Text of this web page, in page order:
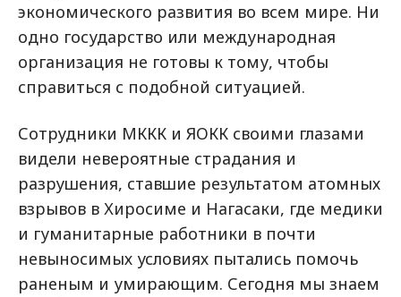
экономического развития во всем мире. Ни
одно государство или международная
организация не готовы к тому, чтобы
справиться с подобной ситуацией.
Сотрудники МККК и ЯОКК своими глазами
видели невероятные страдания и
разрушения, ставшие результатом атомных
взрывов в Хиросиме и Нагасаки, где медики
и гуманитарные работники в почти
невыносимых условиях пытались помочь
раненым и умирающим. Сегодня мы знаем